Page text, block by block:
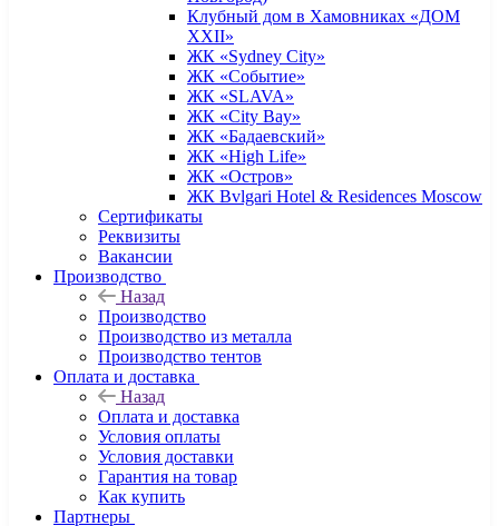
Клубный дом в Хамовниках «ДОМ
XXII»
ЖК «Sydney City»
ЖК «Событие»
ЖК «SLAVA»
ЖК «City Bay»
ЖК «Бадаевский»
ЖК «High Life»
ЖК «Остров»
ЖК Bvlgari Hotel & Residences Moscow
Сертификаты
Реквизиты
Вакансии
Производство
Назад
Производство
Производство из металла
Производство тентов
Оплата и доставка
Назад
Оплата и доставка
Условия оплаты
Условия доставки
Гарантия на товар
Как купить
Партнеры